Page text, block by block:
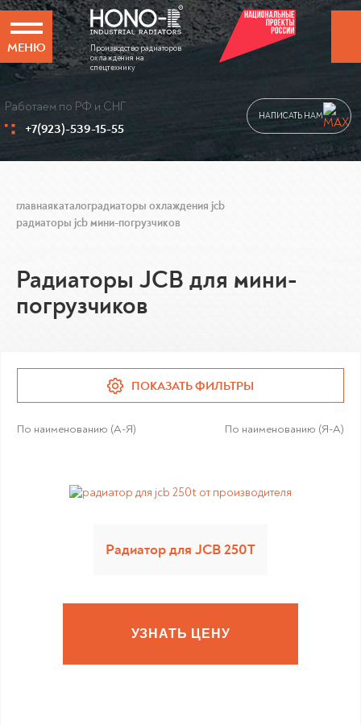
МЕНЮ
Производство радиаторов
охлаждения на
спецтехнику
НАПИСАТЬ НАМ
Работаем по РФ и СНГ
+7(923)-539-15-55
главнаякаталоградиаторы охлаждения jcb
радиаторы jcb мини-погрузчиков
Радиаторы JCB для мини-
погрузчиков
ПОКАЗАТЬ ФИЛЬТРЫ
По наименованию (А-Я) По наименованию (Я-А)
Радиатор для JCB 250T
УЗНАТЬ ЦЕНУ